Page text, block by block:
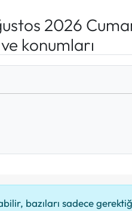
2026
konumları
bazıları sadece